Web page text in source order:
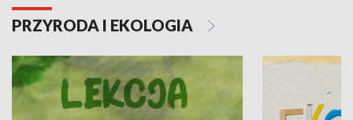
PRZYRODA I EKOLOGIA